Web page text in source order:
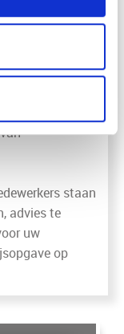
zoekt die
staan
advies te
uw
op